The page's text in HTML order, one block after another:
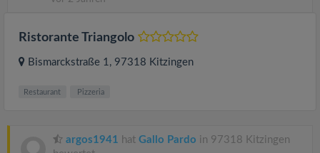
Ristorante Triangolo
Bismarckstraße 1, 97318 Kitzingen
Restaurant Pizzeria
argos1941 hat Gallo Pardo in 97318 Kitzingen